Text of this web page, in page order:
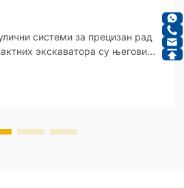
системи за прецизан рад
экскаватора су његови
на улаз оператера и да праве